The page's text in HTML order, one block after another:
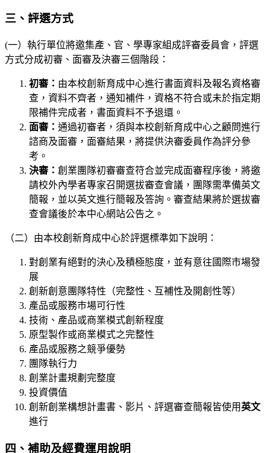
三、評選方式
(一）執行單位將邀集產、官、學專家組成評審委員會，評選
方式分成初審、面審及決審三個階段：
初審： 由本校創新育成中心進行書面資料及報名資格審
查，資料不齊者，通知補件，資格不符合或未於指定期
限補件完成者，書面資料不予退還。
面審： 通過初審者，須與本校創新育成中心之顧問進行
諮商及面審，面審結果，將提供決審委員作為評分參
考。
決審： 創業團隊初審審查符合並完成面審程序後，將邀
請校外內學者專家召開選拔審查會議，團隊需準備英文
簡報，並以英文進行簡報及答詢。審查結果將於選拔審
查會議後於本中心網站公告之。
（二）由本校創新育成中心於評選標準如下說明：
對創業有絕對的決心及積極態度，並有意往國際市場發
展
創新創意團隊特性（完整性、互補性及開創性等）
產品或服務巿場可行性
技術、產品或商業模式創新程度
原型製作或商業模式之完整性
產品或服務之競爭優勢
團隊執行力
創業計畫規劃完整度
投資價值
創新創業構想計畫書、影片、評選審查簡報皆使用英文
進行
四、補助及經費運用說明